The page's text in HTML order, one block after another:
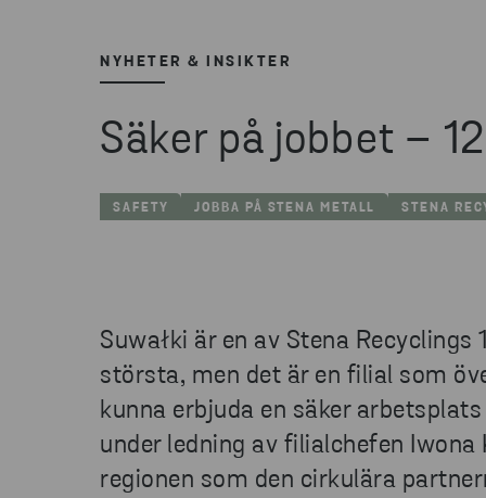
NYHETER & INSIKTER
Säker på jobbet –
SAFETY JOBBA PÅ STENA METALL STENA
Suwałki är en av Stena
största, men det är en filial som
kunna erbjuda en säker
under ledning av filialchefen
regionen som den cirkulära